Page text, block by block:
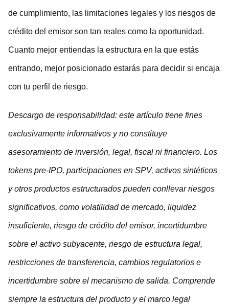
de cumplimiento, las limitaciones legales y los riesgos de
crédito del emisor son tan reales como la oportunidad.
Cuanto mejor entiendas la estructura en la que estás
entrando, mejor posicionado estarás para decidir si encaja
con tu perfil de riesgo.
Descargo de responsabilidad: este artículo tiene fines
exclusivamente informativos y no constituye
asesoramiento de inversión, legal, fiscal ni financiero. Los
tokens pre-IPO, participaciones en SPV, activos sintéticos
y otros productos estructurados pueden conllevar riesgos
significativos, como volatilidad de mercado, liquidez
insuficiente, riesgo de crédito del emisor, incertidumbre
sobre el activo subyacente, riesgo de estructura legal,
restricciones de transferencia, cambios regulatorios e
incertidumbre sobre el mecanismo de salida. Comprende
siempre la estructura del producto y el marco legal